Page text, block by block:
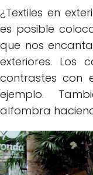
¿Textiles en
es posible
que nos
exteriores. Los
contrastes con
ejemplo.
alfombra